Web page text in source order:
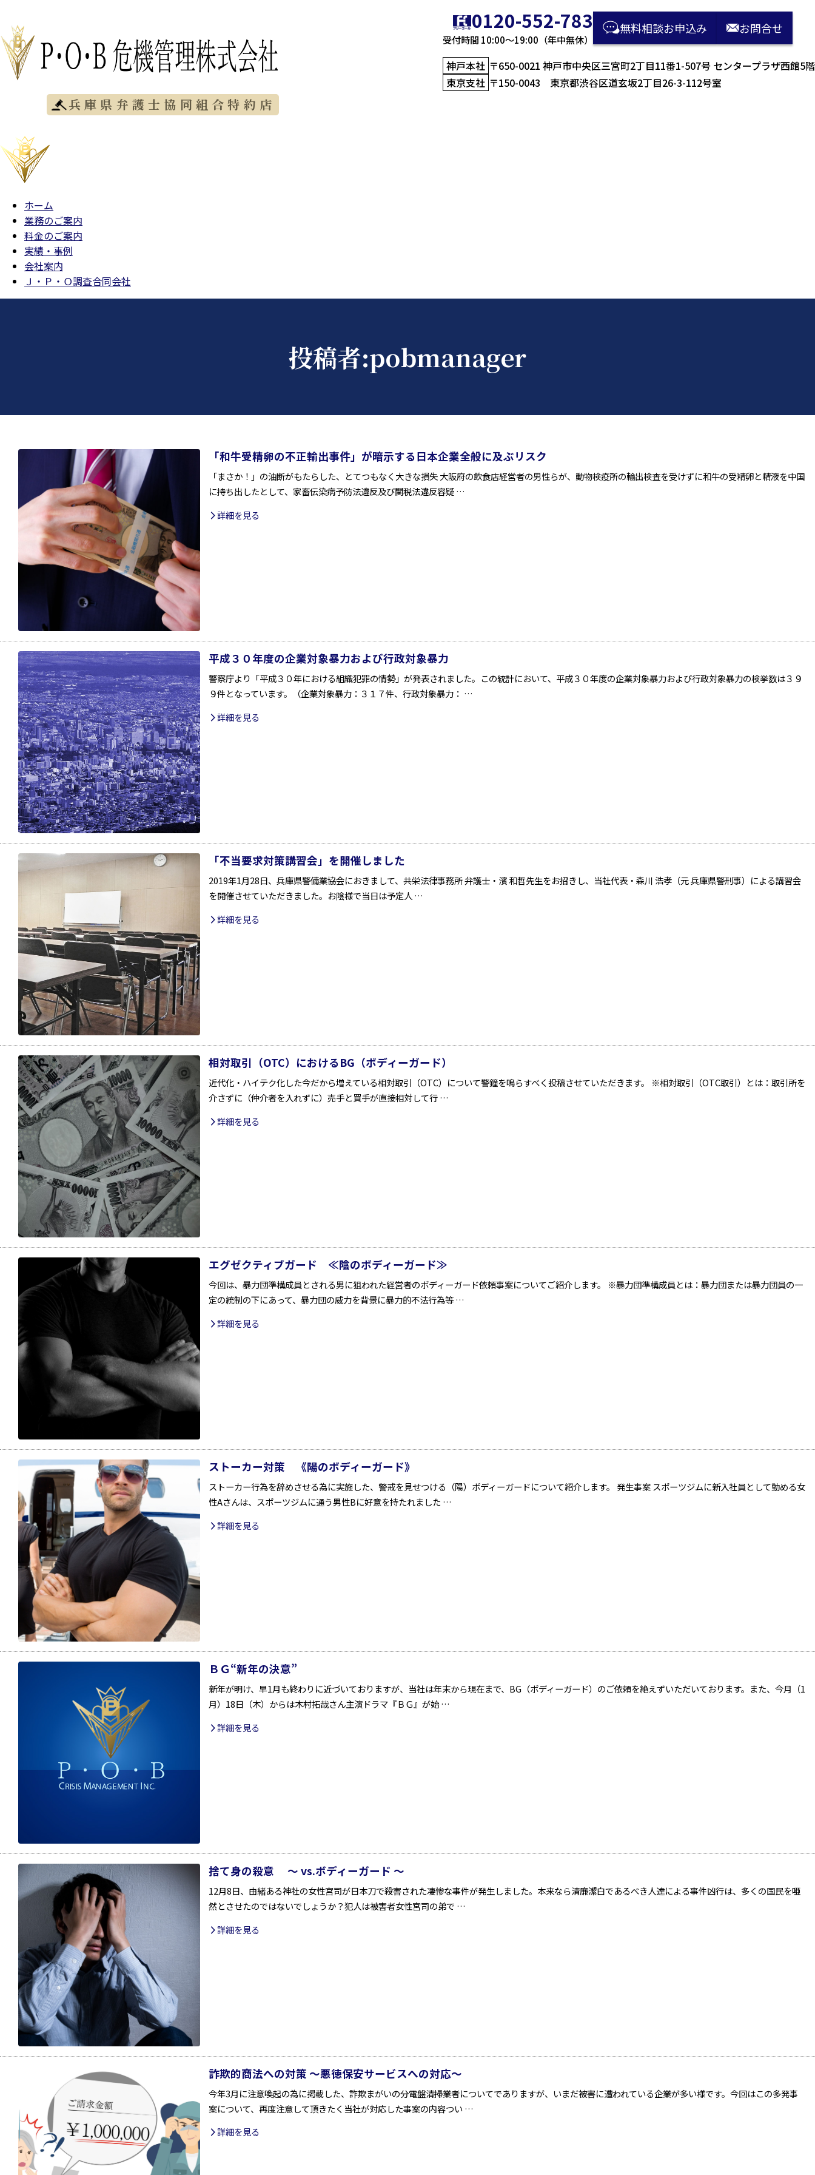
テ
ン
プ
兵庫県弁護士協同組合特約店
0120-552-783
受付時間 10:00〜19:00（年中無休）
無料相談お申込み お問合せ
神戸本社 〒650-0021 神戸市中央区三宮町2丁目11番1-507号 センタープラザ西館5階
東京支社 〒150-0043 東京都渋谷区道玄坂2丁目26-3-112号室
ホーム
業務のご案内
料金のご案内
実績・事例
会社案内
Ｊ・Ｐ・Ｏ調査合同会社
投稿者:pobmanager
「和牛受精卵の不正輸出事件」が暗示する日本企業全般に及ぶリスク
「まさか！」の油断がもたらした、とてつもなく大きな損失 大阪府の飲食店経営者の男性らが、動物検疫所の輸出検査を受けずに和牛の受精卵と精液を中国
に持ち出したとして、家畜伝染病予防法違反及び関税法違反容疑 …
詳細を見る
平成３０年度の企業対象暴力および行政対象暴力
警察庁より「平成３０年における組織犯罪の情勢」が発表されました。この統計において、平成３０年度の企業対象暴力および行政対象暴力の検挙数は３９
９件となっています。（企業対象暴力：３１７件、行政対象暴力： …
詳細を見る
「不当要求対策講習会」を開催しました
2019年1月28日、兵庫県警備業協会におきまして、共栄法律事務所 弁護士・濱 和哲先生をお招きし、当社代表・森川 浩孝（元 兵庫県警刑事）による講習会
を開催させていただきました。お陰様で当日は予定人 …
詳細を見る
相対取引（OTC）におけるBG（ボディーガード）
近代化・ハイテク化した今だから増えている相対取引（OTC）について警鐘を鳴らすべく投稿させていただきます。 ※相対取引（OTC取引）とは：取引所を
介さずに（仲介者を入れずに）売手と買手が直接相対して行 …
詳細を見る
エグゼクティブガード ≪陰のボディーガード≫
今回は、暴力団準構成員とされる男に狙われた経営者のボディーガード依頼事案についてご紹介します。 ※暴力団準構成員とは：暴力団または暴力団員の一
定の統制の下にあって、暴力団の威力を背景に暴力的不法行為等 …
詳細を見る
ストーカー対策 《陽のボディーガード》
ストーカー行為を辞めさせる為に実施した、警戒を見せつける（陽）ボディーガードについて紹介します。 発生事案 スポーツジムに新入社員として勤める女
性Aさんは、スポーツジムに通う男性Bに好意を持たれました …
詳細を見る
ＢＧ“新年の決意”
新年が明け、早1月も終わりに近づいておりますが、当社は年末から現在まで、BG（ボディーガード）のご依頼を絶えずいただいております。また、今月（1
月）18日（木）からは木村拓哉さん主演ドラマ『ＢＧ』が始 …
詳細を見る
捨て身の殺意 ～ vs.ボディーガード ～
12月8日、由緒ある神社の女性宮司が日本刀で殺害された凄惨な事件が発生しました。本来なら清廉潔白であるべき人達による事件凶行は、多くの国民を唖
然とさせたのではないでしょうか？犯人は被害者女性宮司の弟で …
詳細を見る
詐欺的商法への対策 ～悪徳保安サービスへの対応～
今年3月に注意喚起の為に掲載した、詐欺まがいの分電盤清掃業者についてでありますが、いまだ被害に遭われている企業が多い様です。今回はこの多発事
案について、再度注意して頂きたく当社が対応した事案の内容つい …
詳細を見る